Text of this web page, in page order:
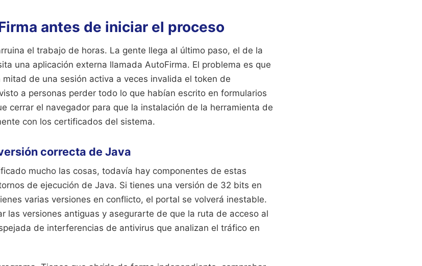
antes de iniciar el proceso
el trabajo de horas. La gente llega al último paso, el de la
una aplicación externa llamada AutoFirma. El problema es que
de una sesión activa a veces invalida el token de
a personas perder todo lo que habían escrito en formularios
cerrar el navegador para que la instalación de la herramienta de
con los certificados del sistema.
correcta de Java
mucho las cosas, todavía hay componentes de estas
de ejecución de Java. Si tienes una versión de 32 bits en
varias versiones en conflicto, el portal se volverá inestable.
las versiones antiguas y asegurarte de que la ruta de acceso al
de interferencias de antivirus que analizan el tráfico en